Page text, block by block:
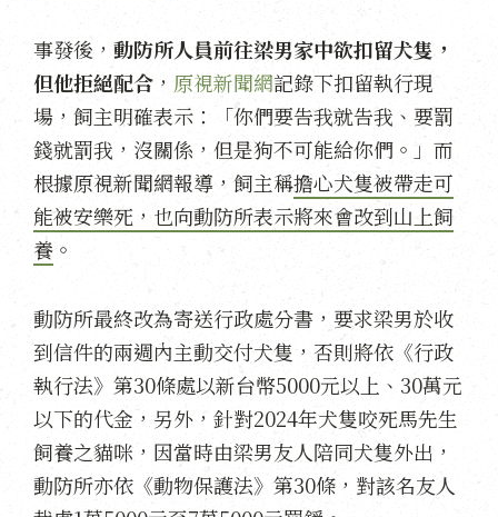
事發後， 動防所人員前往梁男家中欲扣留犬隻，
但他拒絕配合 ， 原視新聞網記錄下扣留執行現
場，飼主明確表示：「你們要告我就告我、要罰
錢就罰我，沒關係，但是狗不可能給你們。」而
根據原視新聞網報導，飼主稱擔心犬隻被帶走可
能被安樂死，也向動防所表示將來會改到山上飼
養 。
動防所最終改為寄送行政處分書，要求梁男於收
到信件的兩週內主動交付犬隻，否則將依《行政
執行法》第30條處以新台幣5000元以上、30萬元
以下的代金，另外，針對2024年犬隻咬死馬先生
飼養之貓咪，因當時由梁男友人陪同犬隻外出，
動防所亦依《動物保護法》第30條，對該名友人